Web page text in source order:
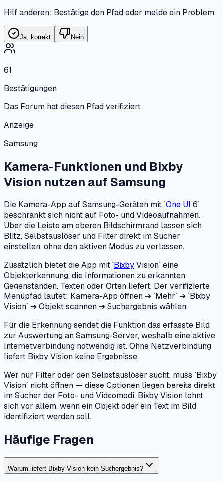
Hilf anderen: Bestätige den Pfad oder melde ein Problem.
Ja, korrekt Nein
61
Bestätigungen
Das Forum hat diesen Pfad verifiziert
Anzeige
Samsung
Kamera-Funktionen und Bixby
Vision nutzen auf Samsung
Die Kamera-App auf Samsung-Geräten mit `One UI 6`
beschränkt sich nicht auf Foto- und Videoaufnahmen.
Über die Leiste am oberen Bildschirmrand lassen sich
Blitz, Selbstauslöser und Filter direkt im Sucher
einstellen, ohne den aktiven Modus zu verlassen.
Zusätzlich bietet die App mit `BixbyVision` eine
Objekterkennung, die Informationen zu erkannten
Gegenständen, Texten oder Orten liefert. Der verifizierte
Menüpfad lautet: Kamera-App öffnen ➔ `Mehr` ➔ `Bixby
Vision` ➔ Objekt scannen ➔ Suchergebnis wählen.
Für die Erkennung sendet die Funktion das erfasste Bild
zur Auswertung an Samsung-Server, weshalb eine aktive
Internetverbindung notwendig ist. Ohne Netzverbindung
liefert Bixby Vision keine Ergebnisse.
Wer nur Filter oder den Selbstauslöser sucht, muss `Bixby
Vision` nicht öffnen — diese Optionen liegen bereits direkt
im Sucher der Foto- und Videomodi. Bixby Vision lohnt
sich vor allem, wenn ein Objekt oder ein Text im Bild
identifiziert werden soll.
Häufige Fragen
Warum liefert Bixby Vision kein Suchergebnis?